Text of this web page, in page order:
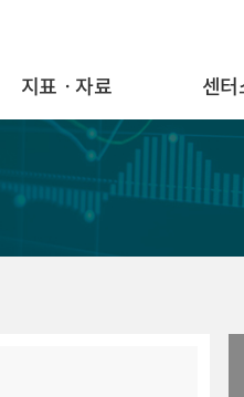
지표ㆍ자료 센터